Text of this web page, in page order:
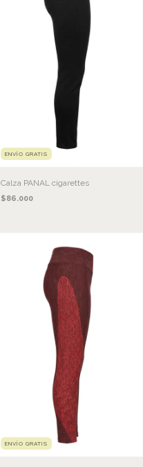
ENVÍO GRATIS
Calza PANAL cigarettes
$86.000
ENVÍO GRATIS